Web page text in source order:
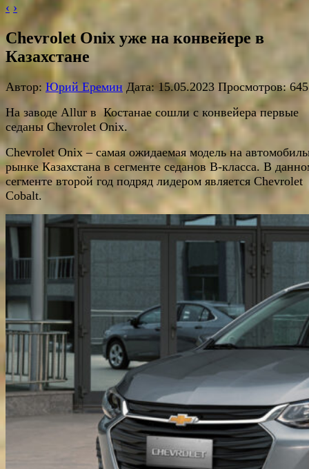
‹ ›
Chevrolet Onix уже на конвейере в
Казахстане
Автор: Юрий Еремин Дата: 15.05.2023 Просмотров: 645
На заводе Allur в Костанае сошли с конвейера первые
седаны Chevrolet Onix.
Chevrolet Onix – самая ожидаемая модель на
рынке Казахстана в сегменте седанов B-класса. В
сегменте второй год подряд лидером является Chevrolet
Cobalt.